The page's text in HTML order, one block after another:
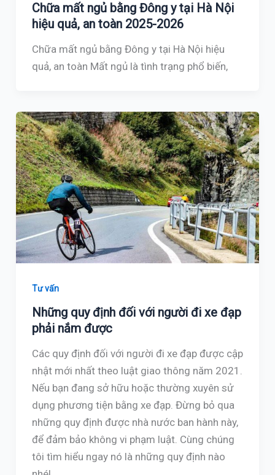
Chữa mất ngủ bằng Đông y tại Hà Nội
hiệu quả, an toàn 2025-2026
Chữa mất ngủ bằng Đông y tại Hà Nội hiệu
quả, an toàn Mất ngủ là tình trạng phổ biến,
Tư vấn
Những quy định đối với người đi xe đạp
phải nắm được
Các quy định đối với người đi xe đạp được cập
nhật mới nhất theo luật giao thông năm 2021.
Nếu bạn đang sở hữu hoặc thường xuyên sử
dụng phương tiện bằng xe đạp. Đừng bỏ qua
những quy định được nhà nước ban hành này,
để đảm bảo không vi phạm luật. Cùng chúng
tôi tìm hiểu ngay nó là những quy định nào